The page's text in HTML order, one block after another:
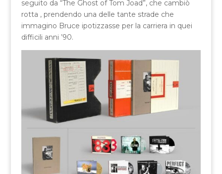
seguito da “The Ghost of Tom Joad”, che cambiò
rotta , prendendo una delle tante strade che
immagino Bruce ipotizzasse per la carriera in quei
difficili anni ’90.